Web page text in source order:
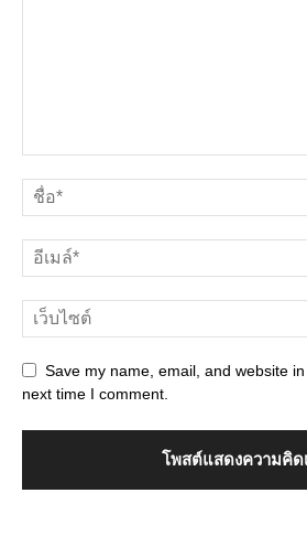
Save my name, email, and website
next time I comment.